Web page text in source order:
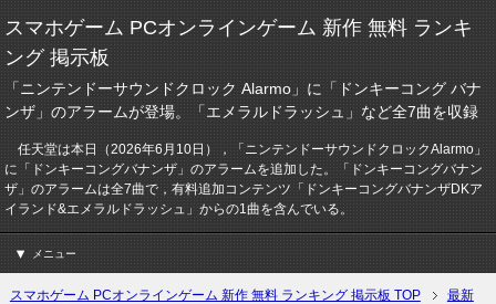
スマホゲーム PCオンラインゲーム 新作 無料 ランキ
ング 掲示板
「ニンテンドーサウンドクロック Alarmo」に「ドンキーコング バナ
ンザ」のアラームが登場。「エメラルドラッシュ」など全7曲を収録
任天堂は本日（2026年6月10日），「ニンテンドーサウンドクロックAlarmo」
に「ドンキーコングバナンザ」のアラームを追加した。「ドンキーコングバナン
ザ」のアラームは全7曲で，有料追加コンテンツ「ドンキーコングバナンザDKア
イランド&エメラルドラッシュ」からの1曲を含んでいる。
メニュー
スマホゲーム PCオンラインゲーム 新作 無料 ランキング 掲示板 TOP
最新